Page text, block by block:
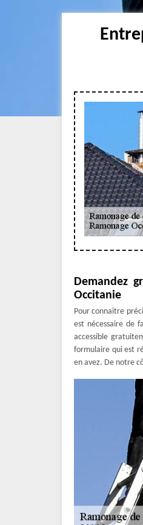
Demandez
Occitanie
Pour connaitre
est nécessaire de
accessible
formulaire qui est
en avez. De notre